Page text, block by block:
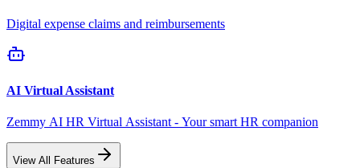
Digital expense claims and reimbursements
AI Virtual Assistant
Zemmy AI HR Virtual Assistant - Your smart HR companion
View All Features